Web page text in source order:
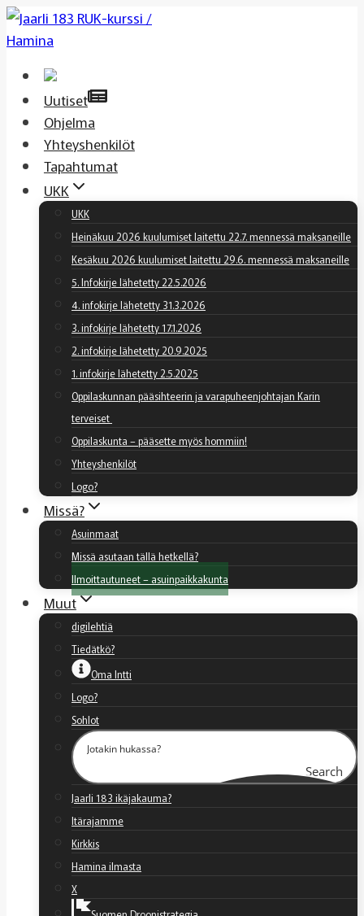
Siirry
sisältöön
Uutiset
Ohjelma
Yhteyshenkilöt
Tapahtumat
UKK
UKK
Heinäkuu 2026 kuulumiset laitettu 22.7. mennessä maksaneille
Kesäkuu 2026 kuulumiset laitettu 29.6. mennessä maksaneille
5. Infokirje lähetetty 22.5.2026
4. infokirje lähetetty 31.3.2026
3. infokirje lähetetty 17.1.2026
2. infokirje lähetetty 20.9.2025
1. infokirje lähetetty 2.5.2025
Oppilaskunnan pääsihteerin ja varapuheenjohtajan Karin
terveiset
Oppilaskunta – pääsette myös hommiin!
Yhteyshenkilöt
Logo?
Missä?
Asuinmaat
Missä asutaan tällä hetkellä?
Ilmoittautuneet – asuinpaikkakunta
Muut
digilehtiä
Tiedätkö?
Oma Intti
Logo?
Sohlot
Search
Jaarli 183 ikäjakauma?
Itärajamme
Kirkkis
Hamina ilmasta
X